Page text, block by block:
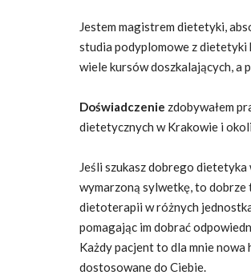
Jestem magistrem dietetyki,
studia podyplomowe z dietetyki
wiele kursów doszkalających, a
Doświadczenie zdobywałem
dietetycznych w Krakowie i
Jeśli szukasz dobrego
wymarzoną sylwetkę, to
dietoterapii w różnych
pomagając im dobrać
Każdy pacjent to dla mnie
dostosowane do Ciebie.